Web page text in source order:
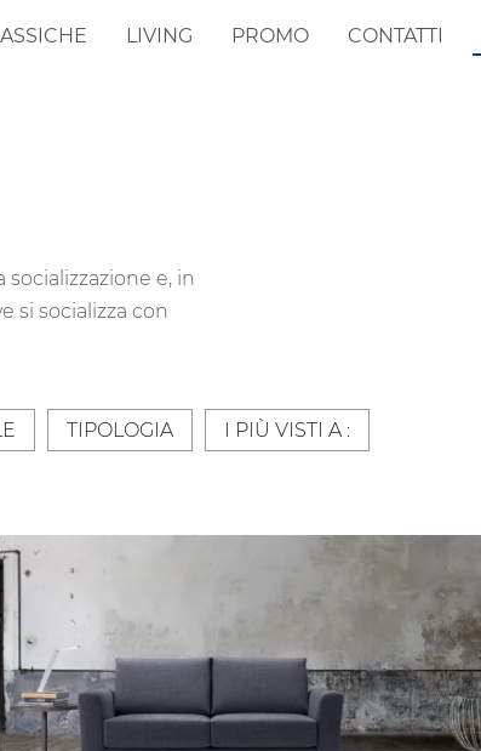
LIVING PROMO CONTATTI
e, in
si socializza con
TIPOLOGIA I PIÙ VISTI A :